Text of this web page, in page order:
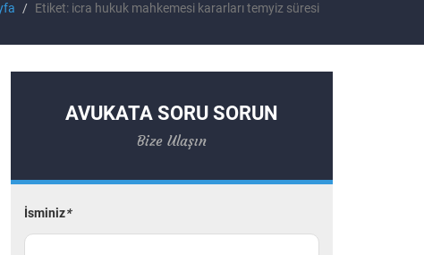
Etiket: icra hukuk mahkemesi kararları temyiz süresi
AVUKATA SORU SORUN
Bize Ulaşın
İsminiz*